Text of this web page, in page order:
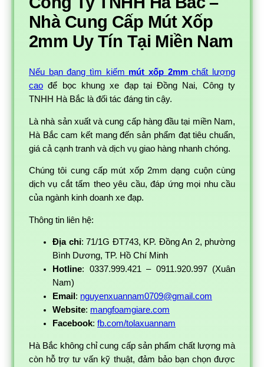
Nhà Cung Cấp Mút Xốp
2mm Uy Tín Tại Miền Nam
Nếu bạn đang tìm kiếm mút xốp 2mmchất lượng
cao để bọc khung xe đạp tại Đồng Nai, Công ty
TNHH Hà Bắc là đối tác đáng tin cậy.
Là nhà sản xuất và cung cấp hàng đầu tại miền Nam,
Hà Bắc cam kết mang đến sản phẩm đạt tiêu chuẩn,
giá cả cạnh tranh và dịch vụ giao hàng nhanh chóng.
Chúng tôi cung cấp mút xốp 2mm dạng cuộn cùng
dịch vụ cắt tấm theo yêu cầu, đáp ứng mọi nhu cầu
của ngành kinh doanh xe đạp.
Thông tin liên hệ:
Địa chỉ: 71/1G ĐT743, KP. Đồng An 2, phường
Bình Dương, TP. Hồ Chí Minh
Hotline: 0337.999.421 – 0911.920.997 (Xuân
Nam)
Email : nguyenxuannam0709@gmail.com
Website: mangfoamgiare.com
Facebook: fb.com/tolaxuannam
Hà Bắc không chỉ cung cấp sản phẩm chất lượng mà
còn hỗ trợ tư vấn kỹ thuật, đảm bảo bạn chọn được